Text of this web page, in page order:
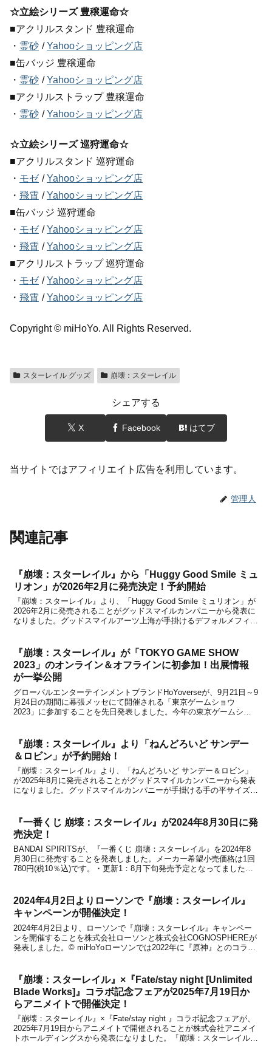
☆立絵シリーズ 豊穣運命☆
■アクリルスタンド 豊穣運命
・ 霊砂 /Yahooショッピング店
■缶バッジ 豊穣運命
・ 霊砂 /Yahooショッピング店
■アクリルストラップ 豊穣運命
・ 霊砂 /Yahooショッピング店
☆立絵シリーズ 巡狩運命☆
■アクリルスタンド 巡狩運命
・ モゼ /Yahooショッピング店
・ 飛霄 /Yahooショッピング店
■缶バッジ 巡狩運命
・ モゼ /Yahooショッピング店
・ 飛霄 /Yahooショッピング店
■アクリルストラップ 巡狩運命
・ モゼ /Yahooショッピング店
・ 飛霄 /Yahooショッピング店
Copyright © miHoYo. All Rights Reserved.
スターレイル グッズ 崩壊：スターレイル
シェアする
X Facebook はてブ
当サイトではアフィリエイト広告を利用しています。
管理人
関連記事
『崩壊：スターレイル』から「Huggy Good Smile ミュ
リオン」が2026年2月に発売決定！予約開始
『崩壊：スターレイル』より、「Huggy Good Smile ミュリオン」が
2026年2月に発売されることがグッドスマイルカンパニーから発表に
なりました。グッドスマイルアーツ上海が手掛けるデフォルメフィギ
『崩壊：スターレイル』が「TOKYO GAME SHOW
2023」のオンライン＆オフラインに初参加！出展情報
が一挙公開
グローバルエンターテインメントブランドHoYoverseが、9月21日～9
月24日の期間に幕張メッセにて開催される「東京ゲームショウ
2023」に参加することを先日発表しました。今年の東京ゲームショ
『崩壊：スターレイル』より「ねんどろいど サンデー
＆ロビン」が予約開始！
『崩壊：スターレイル』より、「ねんどろいど サンデー＆ロビン」
が2025年8月に発売されることがグッドスマイルカンパニーから発表
になりました。グッドスマイルカンパニーが手掛ける手の平サイズの
『一番くじ 崩壊：スターレイル』が2024年8月30日に発
売決定！
BANDAI SPIRITSが、『一番くじ 崩壊：スターレイル』を2024年8
月30日に発売することを発表しました。メーカー希望小売価格は1回
780円(税10％込)です。・更新1：8月下旬発売予定となってました
2024年4月2日よりローソンで『崩壊：スターレイル』
キャンペーンが開催決定！
2024年4月2日より、ローソンで『崩壊：スターレイル』キャンペー
ンを開催することを株式会社ローソンと株式会社COGNOSPHEREが
発表しました。© miHoYoローソンでは2022年に『原神』とのコラボ
『崩壊：スターレイル』×『Fate/stay night [Unlimited
Blade Works]』コラボ記念フェアが2025年7月19日か
らアニメイトで開催決定！
『崩壊：スターレイル』×『Fate/stay night 』コラボ記念フェアが、
2025年7月19日からアニメイトで開催されることが株式会社アニメイ
トホールディングスから発表になりました。『崩壊：スターレイル』